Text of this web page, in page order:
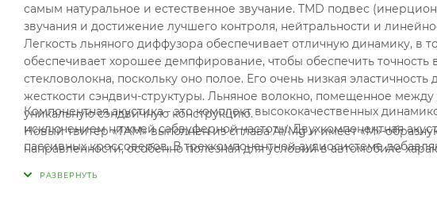
самым натуральное и естественное звучание. TMD подвес
звучания и достижение лучшего контроля, нейтральности и
Легкость льняного диффузора обеспечивает отличную динамику, в
обеспечивает хорошее демпфирование, чтобы обеспечить точность
стекловолокна, поскольку оно полое. Его очень низкая
жесткости сэндвич-структуры. Льняное волокно, помещенное
уникальную сэндвичную конструкцию.
Новый твитер «TAM» выполнен из сплава Al/Mg и имеет «М»-
направленности, особенно полезная для условий в автомобиле
Компонентная акустика - это комплект высококачественных
исключением нижней сабвуферной частоты. Двухкомпонентная
пассивных кроссоверов. В трехкомпонентной аудиосистеме